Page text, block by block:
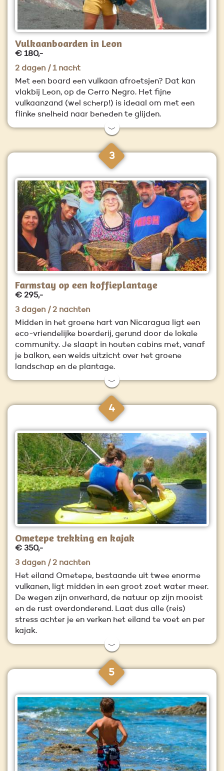
Vulkaanboarden in Leon
€ 180,-
2 dagen / 1 nacht
Met een board een vulkaan afroetsjen? Dat kan
vlakbij Leon, op de Cerro Negro. Het fijne
vulkaanzand (wel scherp!) is ideaal om met een
flinke snelheid naar beneden te glijden.
﹀
3
Farmstay op een koffieplantage
€ 295,-
3 dagen / 2 nachten
Midden in het groene hart van Nicaragua ligt een
eco-vriendelijke boerderij, gerund door de lokale
community. Je slaapt in houten cabins met, vanaf
je balkon, een weids uitzicht over het groene
landschap en de plantage.
﹀
4
Ometepe trekking en kajak
€ 350,-
3 dagen / 2 nachten
Het eiland Ometepe, bestaande uit twee enorme
vulkanen, ligt midden in een groot zoet water meer.
De wegen zijn onverhard, de natuur op zijn mooist
en de rust overdonderend. Laat dus alle (reis)
stress achter je en verken het eiland te voet en per
kajak.
﹀
5